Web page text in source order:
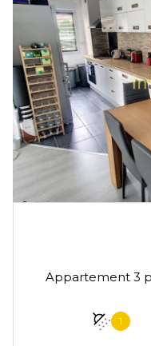
Appartement 3 pièce(s) 2 chambre(s) 64.09
1